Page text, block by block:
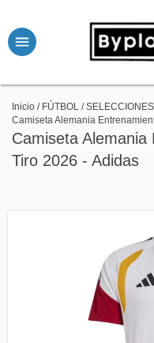
Inicio / FÚTBOL / SELECCIONES
Camiseta Alemania
Camiseta Alemania
Tiro 2026 - Adidas